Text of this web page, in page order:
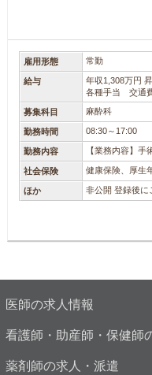
雇用形態 常勤
給与
年収1,308万円
各種手当 交通費
募集科目 麻酔科
勤務時間 08:30～17:00
勤務内容 【業務内容】手
社会保険 健康保険、厚生
ほか 非公開 登録後に
医師の求人情報
看護師・助産師・保健師
薬剤師の求人・派遣